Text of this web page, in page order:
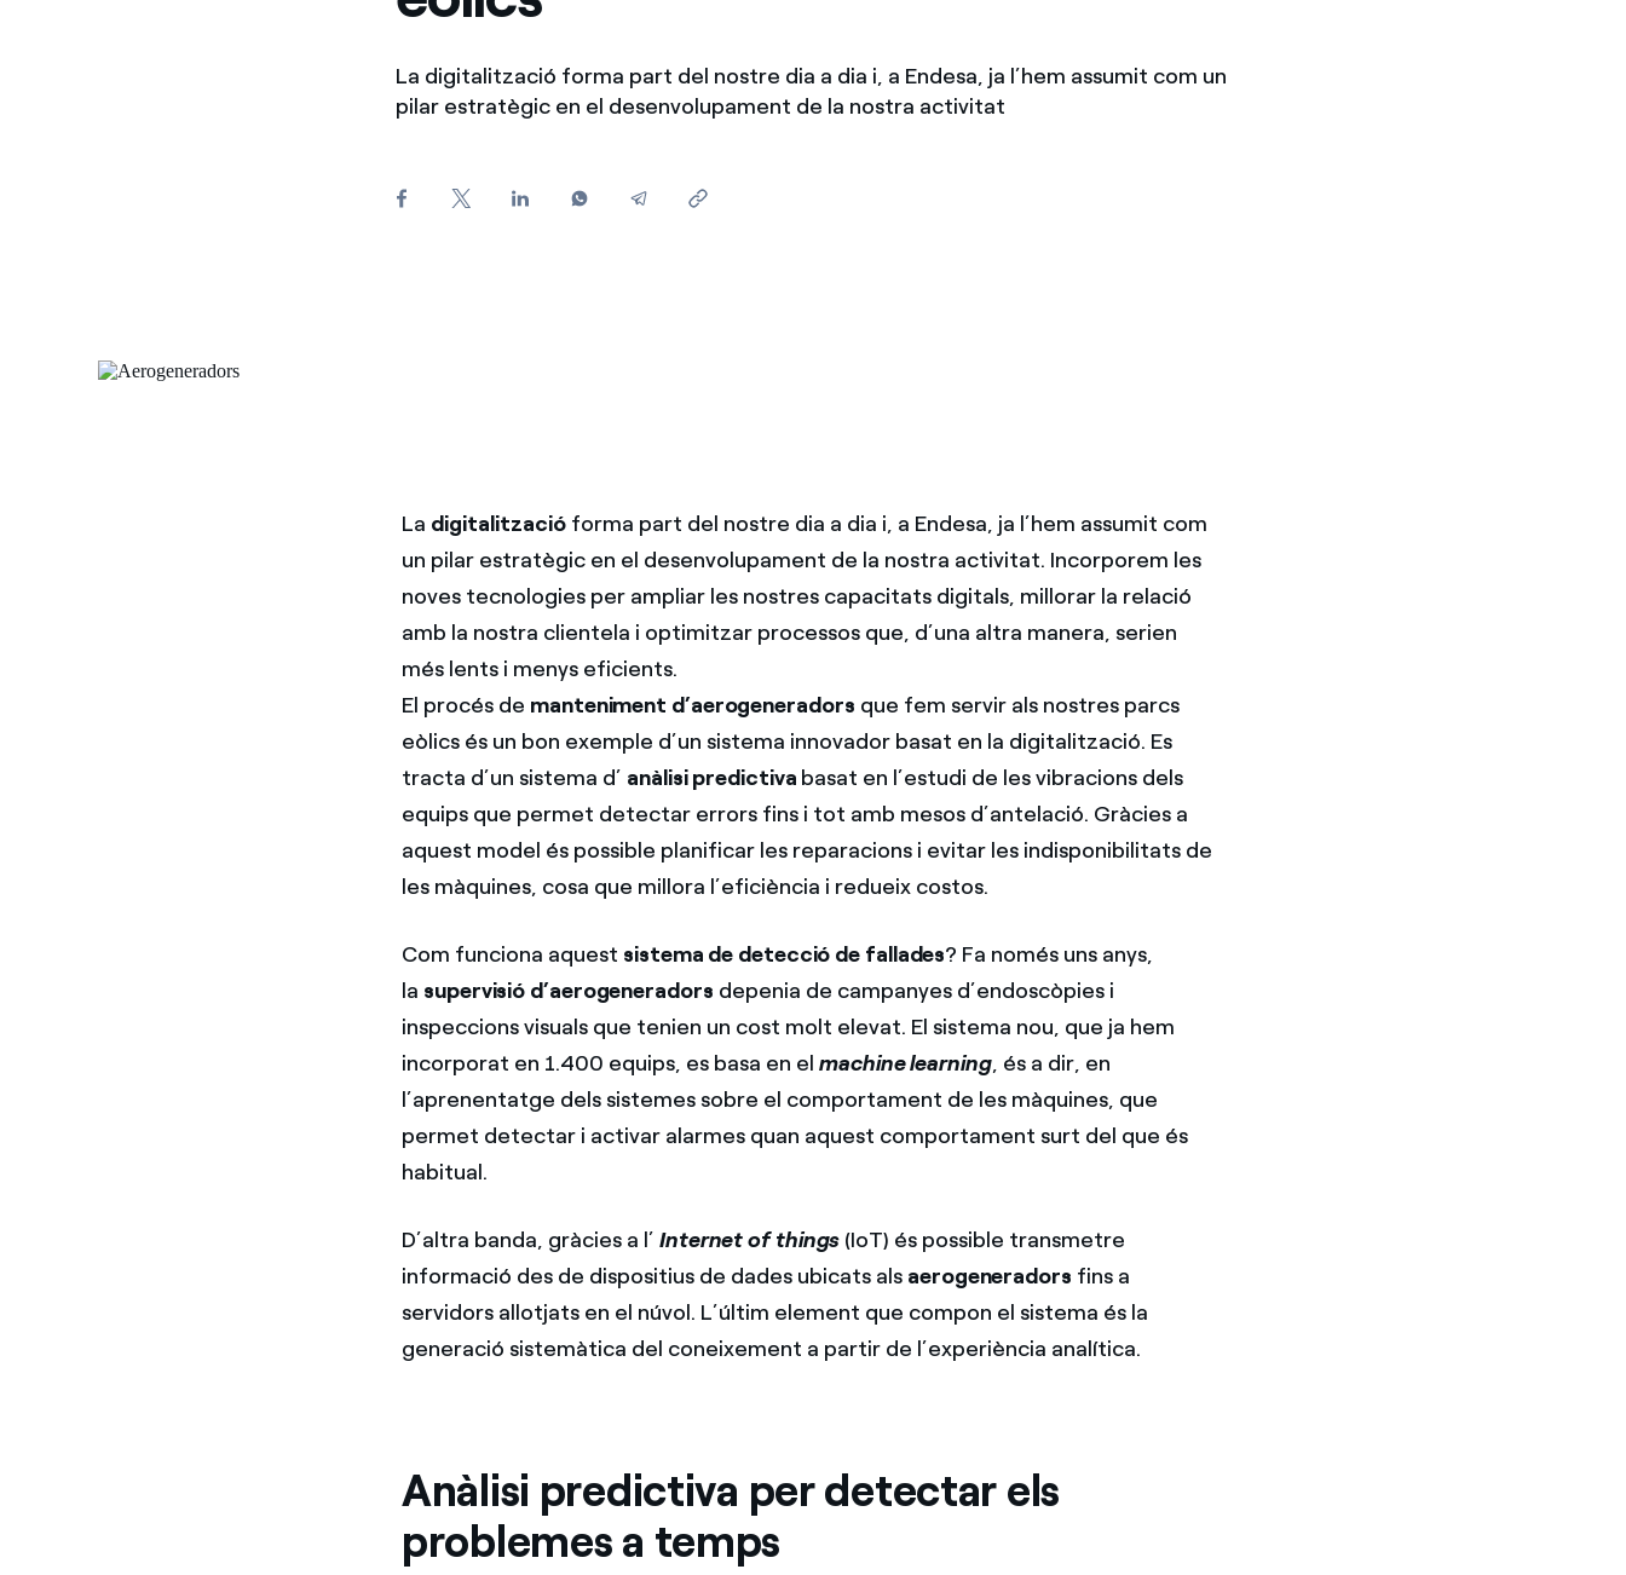
Ofertes per a autònoms i Pymes
Gestiones diverses comunitats de propietaris?
La digitalització forma part del nostre dia a dia i, a Endesa, ja l’hem assumit com un
pilar estratègic en el desenvolupament de la nostra activitat
La digitalització forma part del nostre dia a dia i, a Endesa, ja l’hem assumit com
un pilar estratègic en el desenvolupament de la nostra activitat. Incorporem les
noves tecnologies per ampliar les nostres capacitats digitals, millorar la relació
amb la nostra clientela i optimitzar processos que, d’una altra manera, serien
més lents i menys eficients.
El procés de manteniment d’aerogeneradors que fem servir als nostres parcs
eòlics és un bon exemple d’un sistema innovador basat en la digitalització. Es
tracta d’un sistema d’ anàlisi predictiva basat en l’estudi de les vibracions dels
equips que permet detectar errors fins i tot amb mesos d’antelació. Gràcies a
aquest model és possible planificar les reparacions i evitar les indisponibilitats de
les màquines, cosa que millora l’eficiència i redueix costos.
Com funciona aquest sistema de detecció de fallades? Fa només uns anys,
la supervisió d’aerogeneradors depenia de campanyes d’endoscòpies i
inspeccions visuals que tenien un cost molt elevat. El sistema nou, que ja hem
incorporat en 1.400 equips, es basa en elmachine learning, és a dir, en
l’aprenentatge dels sistemes sobre el comportament de les màquines, que
permet detectar i activar alarmes quan aquest comportament surt del que és
habitual.
D’altra banda, gràcies a l’ Internet of things (IoT) és possible transmetre
informació des de dispositius de dades ubicats als aerogeneradors fins a
servidors allotjats en el núvol. L’últim element que compon el sistema és la
generació sistemàtica del coneixement a partir de l’experiència analítica.
Anàlisi predictiva per detectar els
problemes a temps